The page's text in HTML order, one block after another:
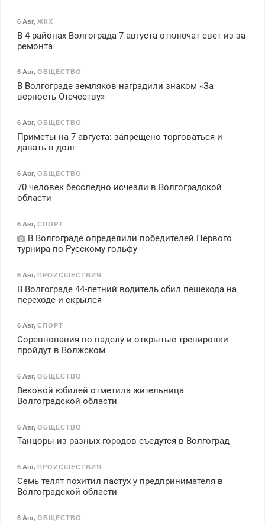
6 Авг, ЖКХ
В 4 районах Волгограда 7 августа отключат свет из-за
ремонта
6 Авг, ОБЩЕСТВО
В Волгограде земляков наградили знаком «За
верность Отечеству»
6 Авг, ОБЩЕСТВО
Приметы на 7 августа: запрещено торговаться и
давать в долг
6 Авг, ОБЩЕСТВО
70 человек бесследно исчезли в Волгоградской
области
6 Авг, СПОРТ
В Волгограде определили победителей Первого
турнира по Русскому гольфу
6 Авг, ПРОИСШЕСТВИЯ
В Волгограде 44-летний водитель сбил пешехода на
переходе и скрылся
6 Авг, СПОРТ
Соревнования по паделу и открытые тренировки
пройдут в Волжском
6 Авг, ОБЩЕСТВО
Вековой юбилей отметила жительница
Волгоградской области
6 Авг, ОБЩЕСТВО
Танцоры из разных городов съедутся в Волгоград
6 Авг, ПРОИСШЕСТВИЯ
Семь телят похитил пастух у предпринимателя в
Волгоградской области
6 Авг, ОБЩЕСТВО